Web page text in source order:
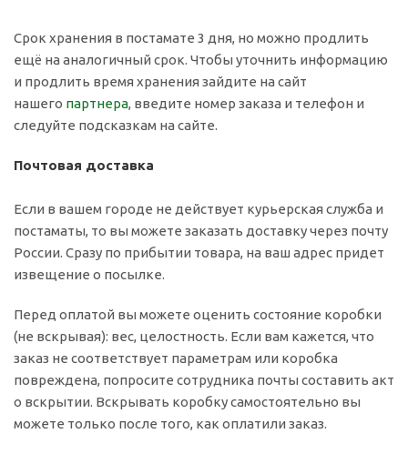
Срок хранения в постамате 3 дня, но можно продлить
ещё на аналогичный срок. Чтобы уточнить информацию
и продлить время хранения зайдите на сайт
нашего партнера, введите номер заказа и телефон и
следуйте подсказкам на сайте.
Почтовая доставка
Если в вашем городе не действует курьерская служба и
постаматы, то вы можете заказать доставку через почту
России. Сразу по прибытии товара, на ваш адрес придет
извещение о посылке.
Перед оплатой вы можете оценить состояние коробки
(не вскрывая): вес, целостность. Если вам кажется, что
заказ не соответствует параметрам или коробка
повреждена, попросите сотрудника почты составить акт
о вскрытии. Вскрывать коробку самостоятельно вы
можете только после того, как оплатили заказ.